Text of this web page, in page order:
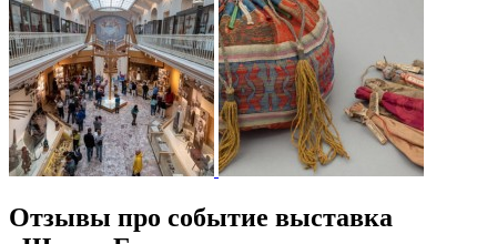
Отзывы про событие выставка